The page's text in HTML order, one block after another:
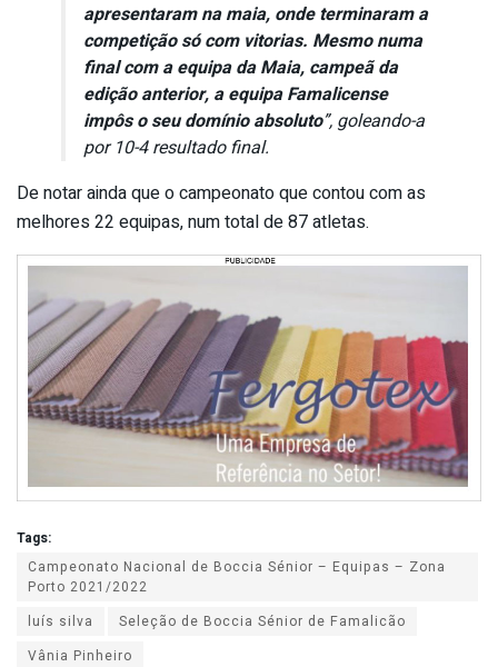
apresentaram na maia, onde terminaram a
competição só com vitorias. Mesmo numa
final com a equipa da Maia, campeã da
edição anterior, a equipa Famalicense
impôs o seu domínio absoluto”, goleando-a
por 10-4 resultado final.
De notar ainda que o campeonato que contou com as
melhores 22 equipas, num total de 87 atletas.
Tags:
Campeonato Nacional de Boccia Sénior – Equipas – Zona
Porto 2021/2022
luís silva
Seleção de Boccia Sénior de Famalicão
Vânia Pinheiro